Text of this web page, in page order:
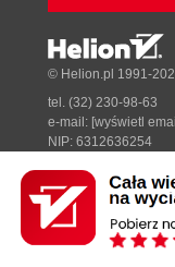
Designed with ♥ by
© Helion.pl 1991-
tel. (32) 230-98-63
e-mail: [wyświetl
NIP: 6312636254